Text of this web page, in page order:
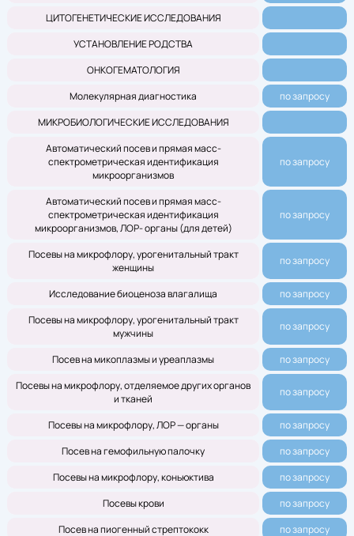
ЦИТОГЕНЕТИЧЕСКИЕ ИССЛЕДОВАНИЯ
УСТАНОВЛЕНИЕ РОДСТВА
ОНКОГЕМАТОЛОГИЯ
Молекулярная диагностика
по запросу
МИКРОБИОЛОГИЧЕСКИЕ ИССЛЕДОВАНИЯ
Автоматический посев и прямая масс-
спектрометрическая идентификация
микроорганизмов
по запросу
Автоматический посев и прямая масс-
спектрометрическая идентификация
микроорганизмов, ЛОР- органы (для детей)
по запросу
Посевы на микрофлору, урогенитальный тракт
женщины
по запросу
Исследование биоценоза влагалища
по запросу
Посевы на микрофлору, урогенитальный тракт
мужчины
по запросу
Посев на микоплазмы и уреаплазмы
по запросу
Посевы на микрофлору, отделяемое других органов
и тканей
по запросу
Посевы на микрофлору, ЛОР — органы
по запросу
Посев на гемофильную палочку
по запросу
Посевы на микрофлору, коньюктива
по запросу
Посевы крови
по запросу
Посев на пиогенный стрептококк
по запросу